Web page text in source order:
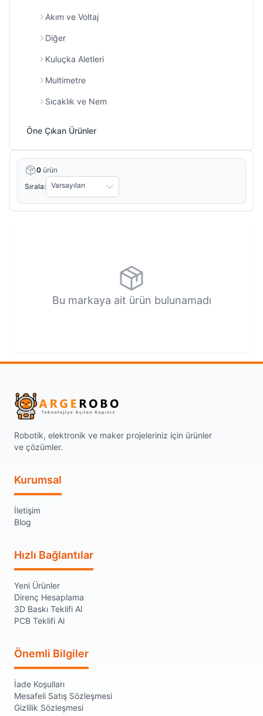
Akım ve Voltaj
Diğer
Kuluçka Aletleri
Multimetre
Sıcaklık ve Nem
Öne Çıkan Ürünler
0 ürün
Sırala:
Bu markaya ait ürün bulunamadı
Robotik, elektronik ve maker projeleriniz için ürünler
ve çözümler.
Kurumsal
İletişim
Blog
Hızlı Bağlantılar
Yeni Ürünler
Direnç Hesaplama
3D Baskı Teklifi Al
PCB Teklifi Al
Önemli Bilgiler
İade Koşulları
Mesafeli Satış Sözleşmesi
Gizlilik Sözleşmesi